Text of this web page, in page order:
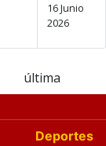
16 Junio
2026
última
Deportes